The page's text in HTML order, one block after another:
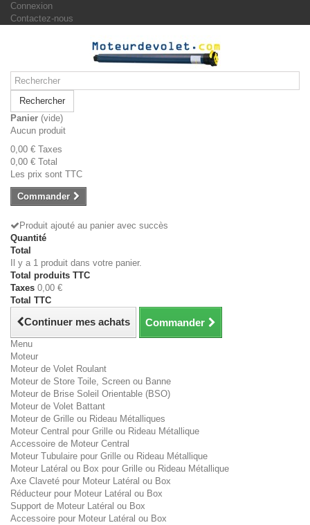
Connexion
Contactez-nous
Rechercher
Panier (vide)
Aucun produit
0,00 € Taxes
0,00 € Total
Les prix sont TTC
Commander
Produit ajouté au panier avec succès
Quantité
Total
Il y a 1 produit dans votre panier.
Total produits TTC
Taxes 0,00 €
Total TTC
Continuer mes achats Commander
Menu
Moteur
Moteur de Volet Roulant
Moteur de Store Toile, Screen ou Banne
Moteur de Brise Soleil Orientable (BSO)
Moteur de Volet Battant
Moteur de Grille ou Rideau Métalliques
Moteur Central pour Grille ou Rideau Métallique
Accessoire de Moteur Central
Moteur Tubulaire pour Grille ou Rideau Métallique
Moteur Latéral ou Box pour Grille ou Rideau Métallique
Axe Claveté pour Moteur Latéral ou Box
Réducteur pour Moteur Latéral ou Box
Support de Moteur Latéral ou Box
Accessoire pour Moteur Latéral ou Box